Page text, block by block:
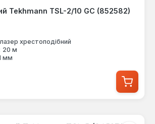
Tekhmann TSL-2/10 GC (852582)
лазер хрестоподібний
20 м
мм